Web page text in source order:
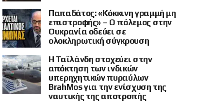
Παπαδάτος: «Κόκκινη γραμμή μη
επιστροφής» – Ο πόλεμος στην
Ουκρανία οδεύει σε
ολοκληρωτική σύγκρουση
Η Ταϊλάνδη στοχεύει στην
απόκτηση των ινδικών
υπερηχητικών πυραύλων
BrahMos για την ενίσχυση της
ναυτικής της αποτροπής